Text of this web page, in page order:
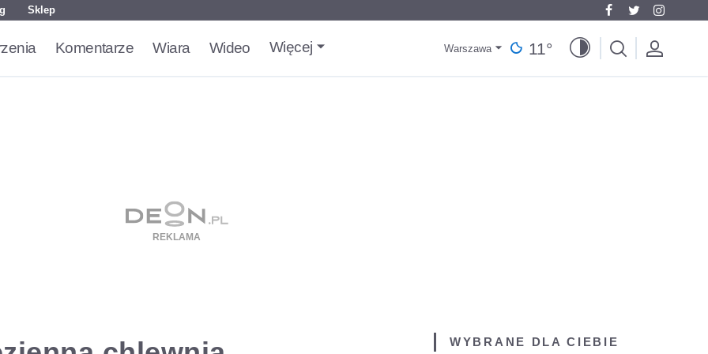
Sklep
Komentarze Wiara Wideo Więcej Warszawa 11 °
WYBRANE DLA CIEBIE